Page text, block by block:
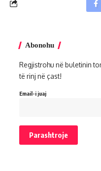
Abonohu
Regjistrohu në buletinin
të rinj në çast!
Email-i juaj